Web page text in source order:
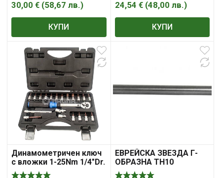
30,00 € (58,67 лв.)
КУПИ
24,54 € (48,00 лв.)
КУПИ
Динамометричен ключ
с вложки 1-25Nm 1/4″Dr.
– к-т 21ч., 51278
ЕВРЕЙСКА ЗВЕЗДА Г-
ОБРАЗНА ТH10
УДЪЛЖЕНАXL СЪС